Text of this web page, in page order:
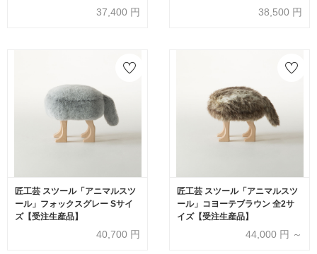
ールナット材 オイル仕上げ 【受
37,400 円 38,500 円
匠工芸 スツール「アニマルスツ
ール」フォックスグレー Sサイ
ズ【受注生産品】
40,700 円
匠工芸 スツール「アニマルスツ
ール」コヨーテブラウン 全2サ
イズ【受注生産品】
44,000 円 ～